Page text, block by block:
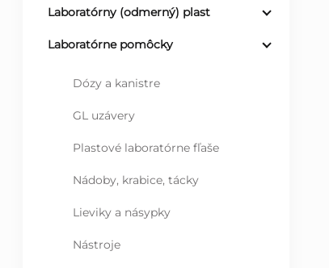
Laboratórny (odmerný) plast
Laboratórne pomôcky
Dózy a kanistre
GL uzávery
Plastové laboratórne fľaše
Nádoby, krabice, tácky
Lieviky a násypky
Nástroje